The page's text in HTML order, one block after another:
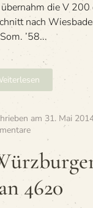
die V 200
nach
’58...
am 31. Mai
zu
»Würz­
bur­
ger
zug­
wa­
4620